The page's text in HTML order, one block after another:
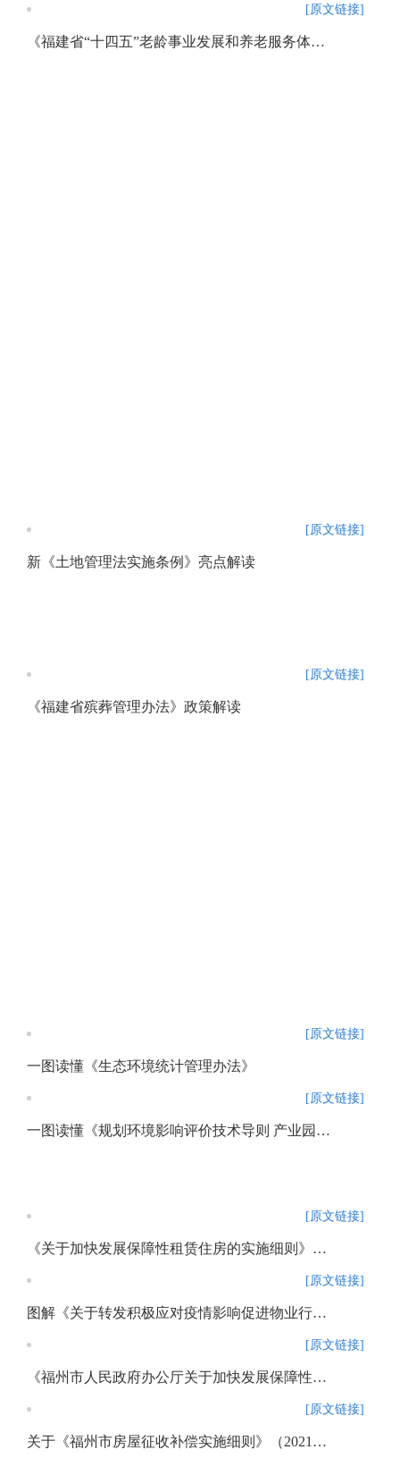
[原文链接]
《福建省“十四五”老龄事业发展和养老服务体系规划》政策解读
[原文链接]
新《土地管理法实施条例》亮点解读
[原文链接]
《福建省殡葬管理办法》政策解读
[原文链接]
一图读懂《生态环境统计管理办法》
[原文链接]
一图读懂《规划环境影响评价技术导则 产业园区》（HJ 131-2021）
[原文链接]
《关于加快发展保障性租赁住房的实施细则》及相关配套制度的政策解读
[原文链接]
图解《关于转发积极应对疫情影响促进物业行业健康发展若干措施的通知》政策解读
[原文链接]
《福州市人民政府办公厅关于加快发展保障性租赁住房的实施意见》政策解读
[原文链接]
关于《福州市房屋征收补偿实施细则》（2021年修订版）的政策解读